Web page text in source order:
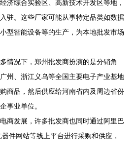
济综合实验区、高新技术开发区等地，
驻。这些厂家可能从事特定品类如数据
型智能设备等的生产，为本地批发市场
情况下，郑州批发商扮演的是分销角
州、浙江义乌等全国主要电子产业基地
商品，然后供应给河南省内及周边省份
事业单位。
商发展，许多批发商也同时通过阿里巴
件网站等线上平台进行采购和供应，